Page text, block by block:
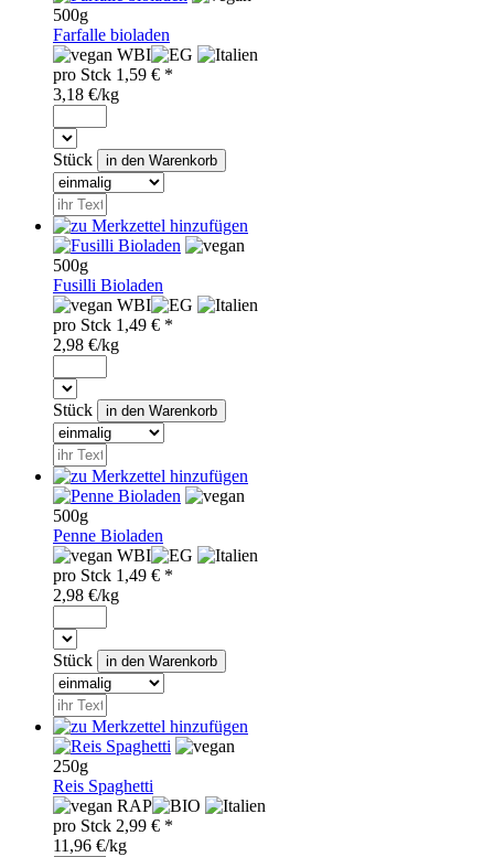
500g
Farfalle bioladen
WBI
pro Stck 1,59 € *
3,18 €/kg
Stück
500g
Fusilli Bioladen
WBI
pro Stck 1,49 € *
2,98 €/kg
Stück
500g
Penne Bioladen
WBI
pro Stck 1,49 € *
2,98 €/kg
Stück
250g
Reis Spaghetti
RAP
pro Stck 2,99 € *
11,96 €/kg